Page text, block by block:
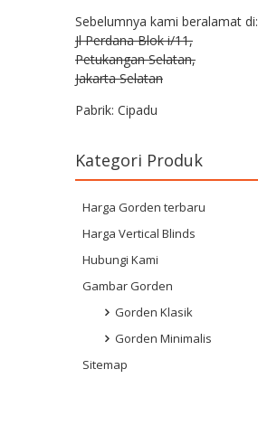
Sebelumnya kami beralamat di:
Jl Perdana Blok i/11,
Petukangan Selatan,
Jakarta Selatan
Pabrik: Cipadu
Kategori Produk
Harga Gorden terbaru
Harga Vertical Blinds
Hubungi Kami
Gambar Gorden
Gorden Klasik
Gorden Minimalis
Sitemap